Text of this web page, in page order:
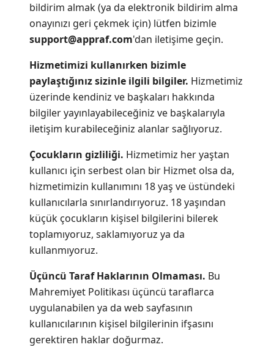
bildirim almak (ya da elektronik bildirim alma
onayınızı geri çekmek için) lütfen bizimle
support@appraf.com'dan iletişime geçin.
Hizmetimizi kullanırken bizimle
paylaştığınız sizinle ilgili bilgiler. Hizmetimiz
üzerinde kendiniz ve başkaları hakkında
bilgiler yayınlayabileceğiniz ve başkalarıyla
iletişim kurabileceğiniz alanlar sağlıyoruz.
Çocukların gizliliği. Hizmetimiz her yaştan
kullanıcı için serbest olan bir Hizmet olsa da,
hizmetimizin kullanımını 18 yaş ve üstündeki
kullanıcılarla sınırlandırıyoruz. 18 yaşından
küçük çocukların kişisel bilgilerini bilerek
toplamıyoruz, saklamıyoruz ya da
kullanmıyoruz.
Üçüncü Taraf Haklarının Olmaması. Bu
Mahremiyet Politikası üçüncü taraflarca
uygulanabilen ya da web sayfasının
kullanıcılarının kişisel bilgilerinin ifşasını
gerektiren haklar doğurmaz.